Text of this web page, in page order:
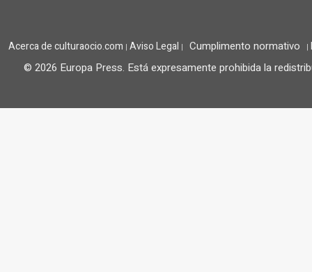
Acerca de culturaocio.com | Aviso Legal | Cumplimento normativo |
© 2026 Europa Press. Está expresamente prohibida la